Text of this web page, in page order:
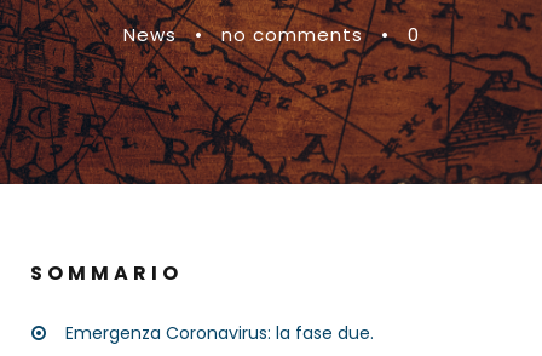
News • no comments • 0
SOMMARIO
Emergenza Coronavirus: la fase due.